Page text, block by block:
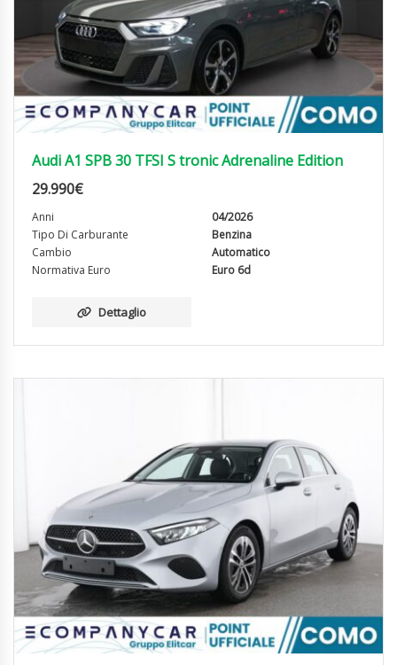
Audi A1 SPB 30 TFSI S tronic Adrenaline Edition
29.990€
Anni
04/2026
Tipo Di Carburante
Benzina
Cambio
Automatico
Normativa Euro
Euro 6d
Dettaglio